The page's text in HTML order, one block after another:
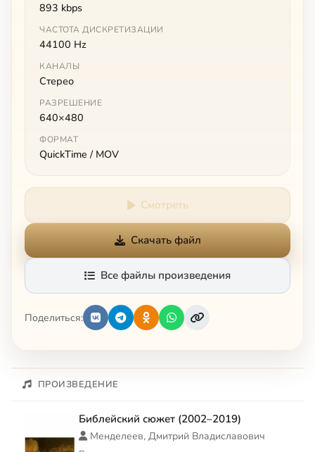
893 kbps
ЧАСТОТА ДИСКРЕТИЗАЦИИ
44100 Hz
КАНАЛЫ
Стерео
РАЗРЕШЕНИЕ
640×480
ФОРМАТ
QuickTime / MOV
Смотреть
Скачать файл
Все файлы произведения
Поделиться:
ПРОИЗВЕДЕНИЕ
Библейский сюжет (2002–2019)
Менделеев, Дмитрий Владиславович